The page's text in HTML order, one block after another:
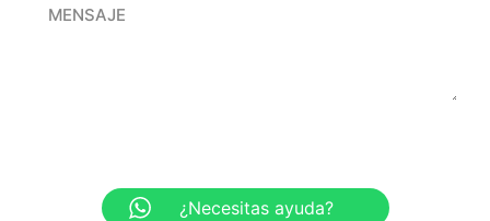
¿Necesitas ayuda?